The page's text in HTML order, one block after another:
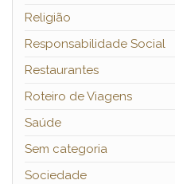
Religião
Responsabilidade Social
Restaurantes
Roteiro de Viagens
Saúde
Sem categoria
Sociedade